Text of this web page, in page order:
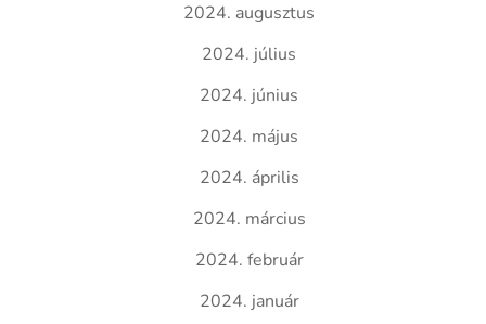
2024. augusztus
2024. július
2024. június
2024. május
2024. április
2024. március
2024. február
2024. január